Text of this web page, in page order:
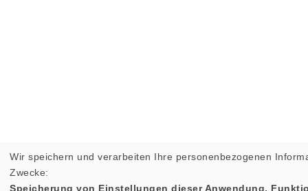
Wir speichern und verarbeiten Ihre personenbezogenen
Zwecke:
Speicherung von Einstellungen dieser Anwendung,